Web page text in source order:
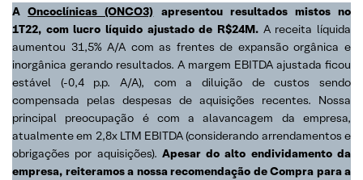
AOncoclínicas (ONCO3) apresentou resultados mistos no
1T22, com lucro líquido ajustado de R$24M. A receita líquida
aumentou 31,5% A/A com as frentes de expansão orgânica e
inorgânica gerando resultados. A margem EBITDA ajustada ficou
estável (-0,4 p.p. A/A), com a diluição de custos sendo
compensada pelas despesas de aquisições recentes. Nossa
principal preocupação é com a alavancagem da empresa,
atualmente em 2,8x LTM EBITDA (considerando arrendamentos e
obrigações por aquisições). Apesar do alto endividamento da
empresa, reiteramos a nossa recomendação de Compra para a